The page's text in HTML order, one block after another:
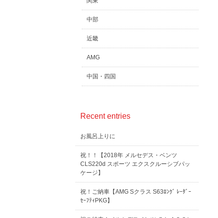
中部
近畿
AMG
中国・四国
Recent entries
お風呂上りに
祝！！【2018年 メルセデス・ベンツ
CLS220d スポーツ エクスクルーシブパッ
ケージ】
祝！ご納車【AMG Sクラス S63ﾛﾝｸﾞ ﾚｰﾀﾞｰ
ｾｰﾌﾃｨPKG】